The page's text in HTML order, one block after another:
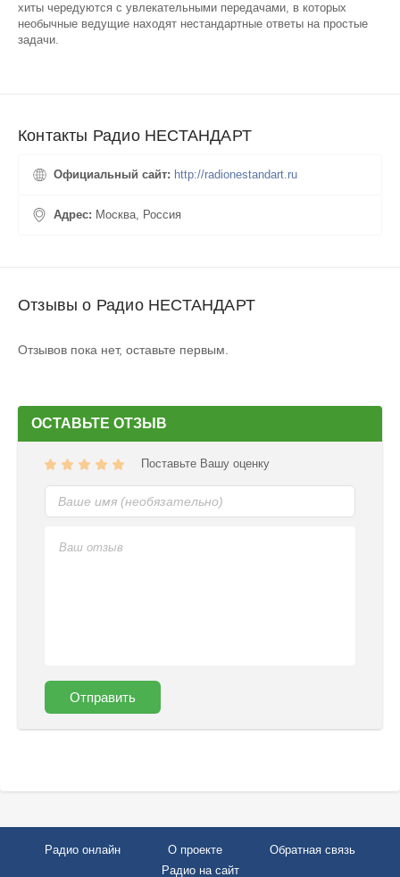
хиты чередуются с увлекательными передачами, в которых
необычные ведущие находят нестандартные ответы на простые
задачи.
Контакты Радио НЕСТАНДАРТ
Официальный сайт: http://radionestandart.ru
Адрес: Москва, Россия
Отзывы о Радио НЕСТАНДАРТ
Отзывов пока нет, оставьте первым.
ОСТАВЬТЕ ОТЗЫВ
Поставьте Вашу оценку
Отправить
Радио онлайн О проекте
Обратная связь
Радио на сайт